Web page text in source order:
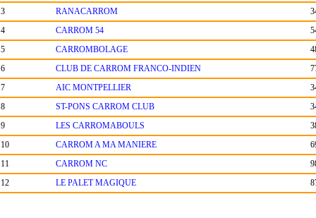
3
RANACARROM
4
CARROM 54
5
CARROMBOLAGE
6
CLUB DE CARROM FRANCO-INDIEN
7
AIC MONTPELLIER
8
ST-PONS CARROM CLUB
9
LES CARROMABOULS
10
CARROM A MA MANIERE
11
CARROM NC
12
LE PALET MAGIQUE